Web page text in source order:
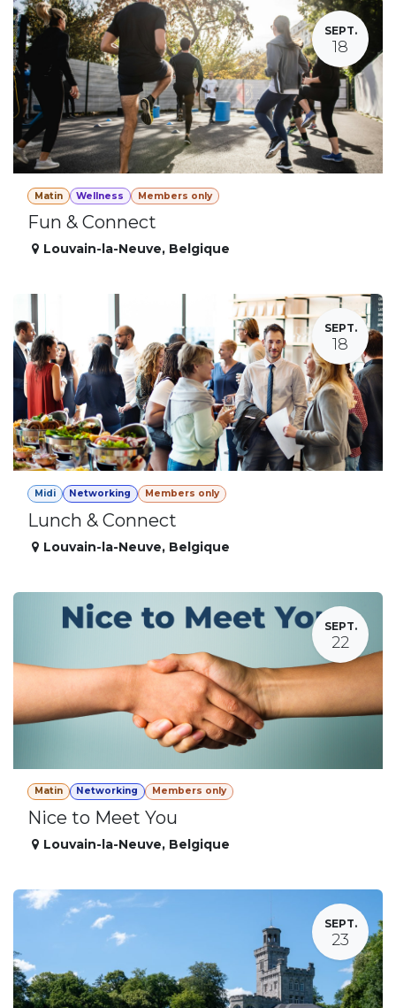
SEPT.
18
Matin Wellness Members only
Fun & Connect
Louvain-la-Neuve, Belgique
SEPT.
18
Midi Networking Members only
Lunch & Connect
Louvain-la-Neuve, Belgique
SEPT.
22
Matin Networking Members only
Nice to Meet You
Louvain-la-Neuve, Belgique
SEPT.
23